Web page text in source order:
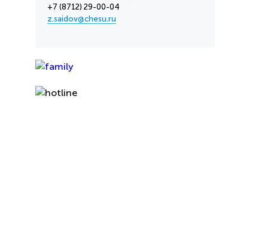
+7 (8712) 29-00-04
z.saidov@chesu.ru